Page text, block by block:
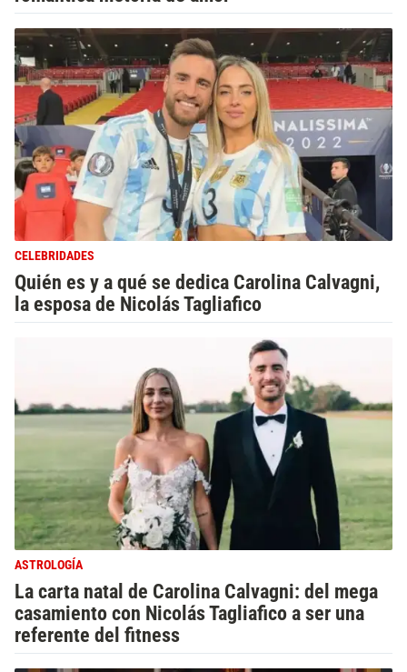
CELEBRIDADES
Quién es y a qué se dedica Carolina Calvagni,
la esposa de Nicolás Tagliafico
ASTROLOGÍA
La carta natal de Carolina Calvagni: del mega
casamiento con Nicolás Tagliafico a ser una
referente del fitness